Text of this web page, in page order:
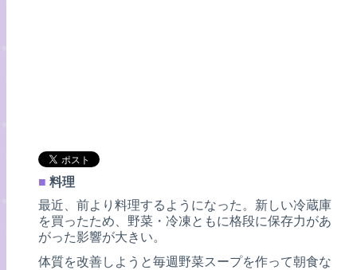
■ 料理
最近、前より料理するようになった。新しい冷蔵庫
を買ったため、野菜・冷凍ともに格段に保存力があ
がった影響が大きい。
体質を改善しようと毎週野菜スープを作って朝食な